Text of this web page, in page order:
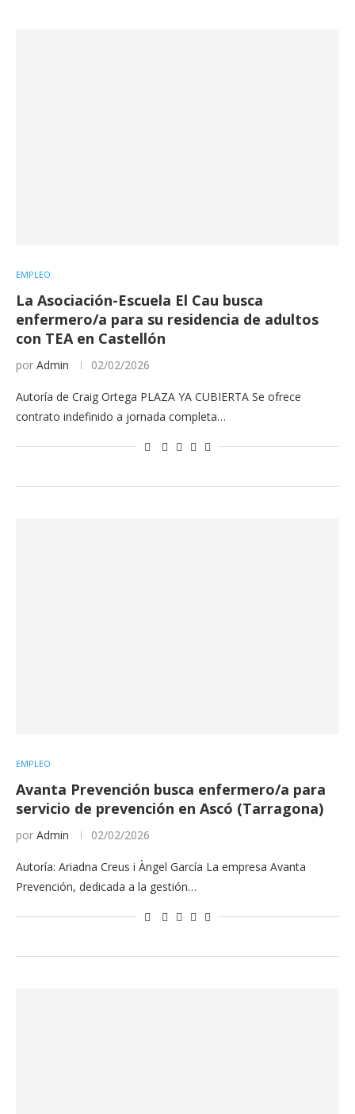
EMPLEO
La Asociación-Escuela El Cau busca
enfermero/a para su residencia de adultos
con TEA en Castellón
por Admin 02/02/2026
Autoría de Craig Ortega PLAZA YA CUBIERTA Se ofrece
contrato indefinido a jornada completa…
EMPLEO
Avanta Prevención busca enfermero/a para
servicio de prevención en Ascó (Tarragona)
por Admin 02/02/2026
Autoría: Ariadna Creus i Àngel García La empresa Avanta
Prevención, dedicada a la gestión…